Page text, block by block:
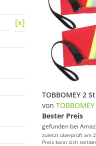
von TOBBOMEY
Bester Preis
gefunden bei
zuletzt überprüft am
Preis kann sich